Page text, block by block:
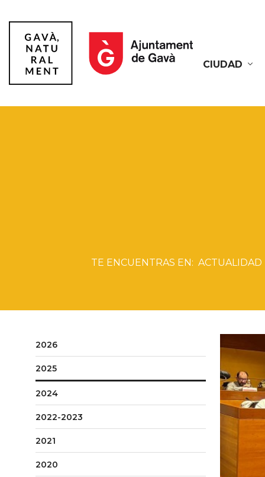
CIUDAD
ACTUALIDAD
2026
2025
2024
2022-2023
2021
2020